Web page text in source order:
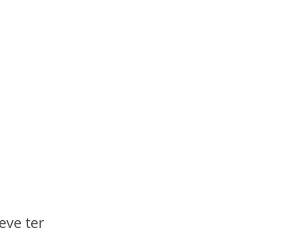
ter